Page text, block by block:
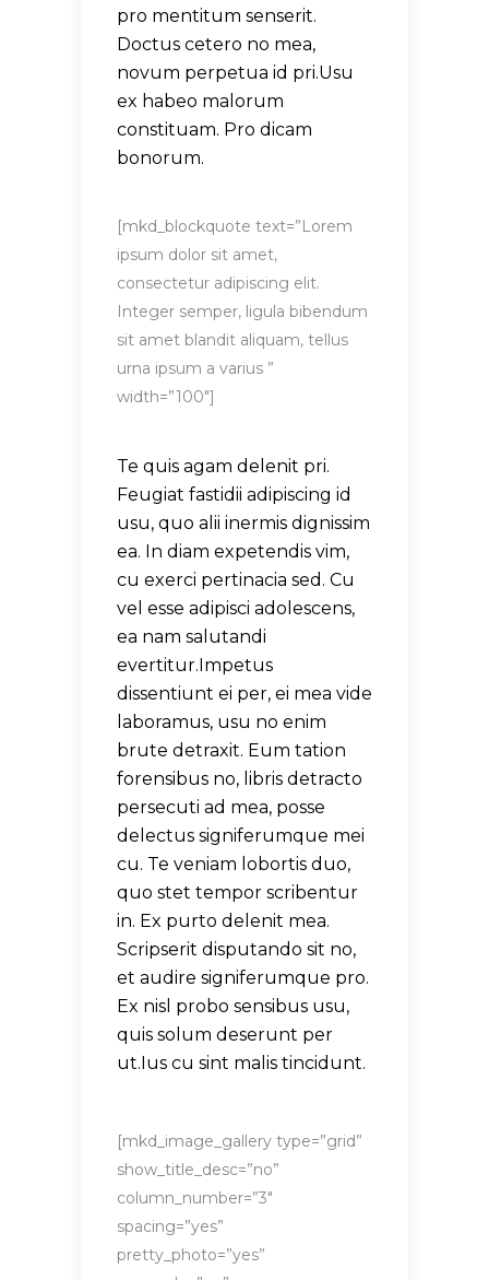
pro mentitum senserit.
Doctus cetero no mea,
novum perpetua id pri.Usu
ex habeo malorum
constituam. Pro dicam
bonorum.
[mkd_blockquote text=”Lorem
ipsum dolor sit amet,
consectetur adipiscing elit.
Integer semper, ligula bibendum
sit amet blandit aliquam, tellus
urna ipsum a varius ”
width=”100″]
Te quis agam delenit pri.
Feugiat fastidii adipiscing id
usu, quo alii inermis dignissim
ea. In diam expetendis vim,
cu exerci pertinacia sed. Cu
vel esse adipisci adolescens,
ea nam salutandi
evertitur.Impetus
dissentiunt ei per, ei mea vide
laboramus, usu no enim
brute detraxit. Eum tation
forensibus no, libris detracto
persecuti ad mea, posse
delectus signiferumque mei
cu. Te veniam lobortis duo,
quo stet tempor scribentur
in. Ex purto delenit mea.
Scripserit disputando sit no,
et audire signiferumque pro.
Ex nisl probo sensibus usu,
quis solum deserunt per
ut.Ius cu sint malis tincidunt.
[mkd_image_gallery type=”grid”
show_title_desc=”no”
column_number=”3″
spacing=”yes”
pretty_photo=”yes”